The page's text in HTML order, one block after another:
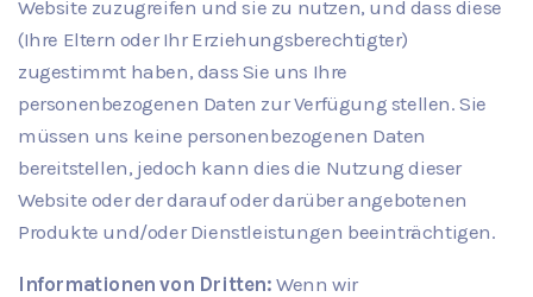
Website zuzugreifen und sie zu nutzen, und dass diese
(Ihre Eltern oder Ihr Erziehungsberechtigter)
zugestimmt haben, dass Sie uns Ihre
personenbezogenen Daten zur Verfügung stellen. Sie
müssen uns keine personenbezogenen Daten
bereitstellen, jedoch kann dies die Nutzung dieser
Website oder der darauf oder darüber angebotenen
Produkte und/oder Dienstleistungen beeinträchtigen.
Informationen von Dritten: Wenn wir